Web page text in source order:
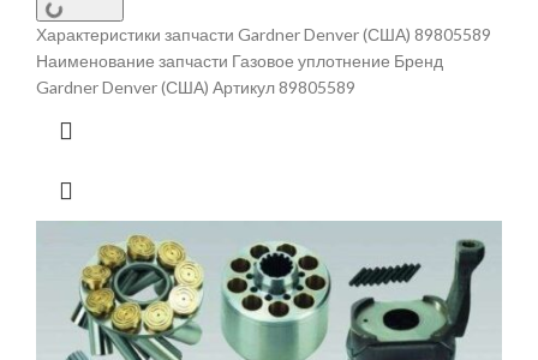
Характеристики запчасти Gardner Denver (США) 89805589
Наименование запчасти Газовое уплотнение Бренд
Gardner Denver (США) Артикул 89805589